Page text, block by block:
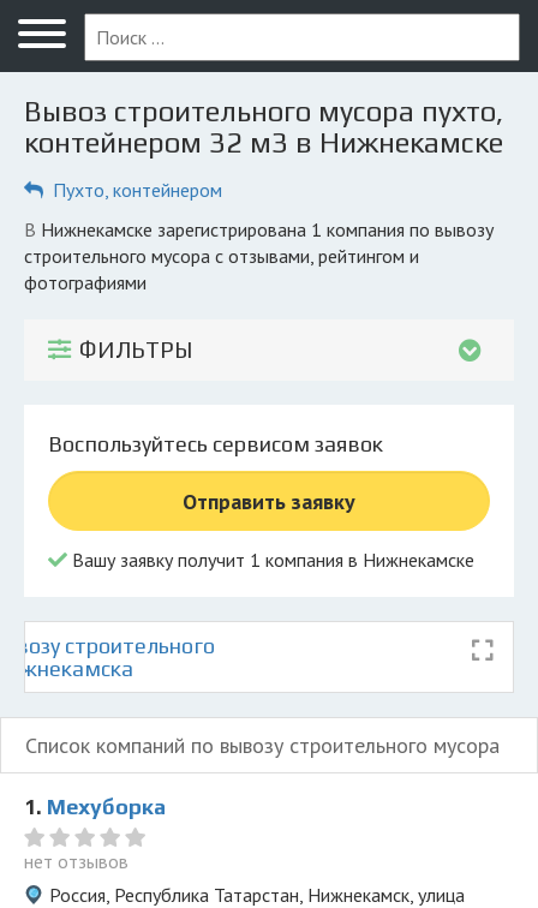
Меню
Главная
Вопрос юристу
Компании
КОМПАНИЯМ
© 2026 Все права защищены
Вывоз строительного мусора пухто,
контейнером 32 м3 в Нижнекамске
Пухто, контейнером
в Нижнекамске зарегистрирована 1 компания по вывозу
строительного мусора с отзывами, рейтингом и
фотографиями
ФИЛЬТРЫ
Воспользуйтесь сервисом заявок
Отправить заявку
Вашу заявку получит 1 компания в Нижнекамске
строительного
Список компаний по вывозу строительного мусора
1. Мехуборка
нет отзывов
Россия, Республика Татарстан, Нижнекамск, улица